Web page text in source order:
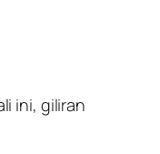
ini, giliran